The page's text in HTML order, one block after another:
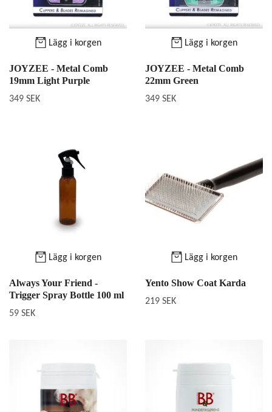
Lägg i korgen
JOYZEE - Metal Comb
19mm Light Purple
349 SEK
Lägg i korgen
JOYZEE - Metal Comb
22mm Green
349 SEK
Lägg i korgen
Always Your Friend -
Trigger Spray Bottle 100 ml
59 SEK
Lägg i korgen
Yento Show Coat Karda
219 SEK